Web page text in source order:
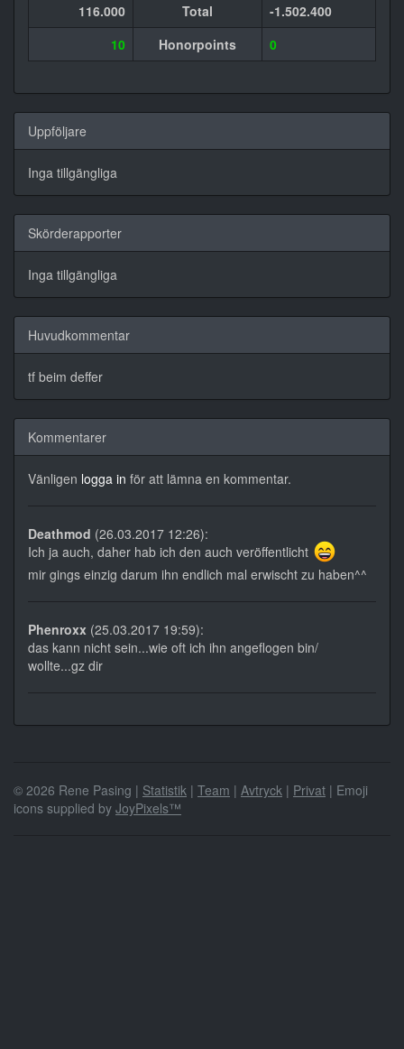
116.000
Total
-1.502.400
10
Honorpoints 0
Uppföljare
Inga tillgängliga
Skörderapporter
Inga tillgängliga
Huvudkommentar
tf beim deffer
Kommentarer
Vänligen logga in för att lämna en kommentar.
Deathmod (26.03.2017 12:26):
Ich ja auch, daher hab ich den auch veröffentlicht
mir gings einzig darum ihn endlich mal erwischt zu haben^^
Phenroxx (25.03.2017 19:59):
das kann nicht sein...wie oft ich ihn angeflogen bin/
wollte...gz dir
© 2026 Rene Pasing | Statistik | Team | Avtryck | Privat | Emoji
icons supplied by JoyPixels™